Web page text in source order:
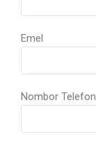
Emel
Nombor Telefon